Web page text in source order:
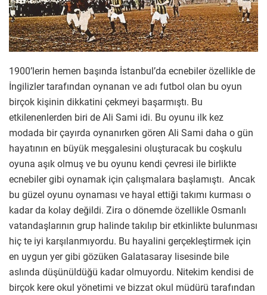
1900’lerin hemen başında İstanbul’da ecnebiler özellikle de
İngilizler tarafından oynanan ve adı futbol olan bu oyun
birçok kişinin dikkatini çekmeyi başarmıştı. Bu
etkilenenlerden biri de Ali Sami idi. Bu oyunu ilk kez
modada bir çayırda oynanırken gören Ali Sami daha o gün
hayatının en büyük meşgalesini oluşturacak bu coşkulu
oyuna aşık olmuş ve bu oyunu kendi çevresi ile birlikte
ecnebiler gibi oynamak için çalışmalara başlamıştı. Ancak
bu güzel oyunu oynaması ve hayal ettiği takımı kurması o
kadar da kolay değildi. Zira o dönemde özellikle Osmanlı
vatandaşlarının grup halinde takılıp bir etkinlikte bulunması
hiç te iyi karşılanmıyordu. Bu hayalini gerçekleştirmek için
en uygun yer gibi gözüken Galatasaray lisesinde bile
aslında düşünüldüğü kadar olmuyordu. Nitekim kendisi de
birçok kere okul yönetimi ve bizzat okul müdürü tarafından